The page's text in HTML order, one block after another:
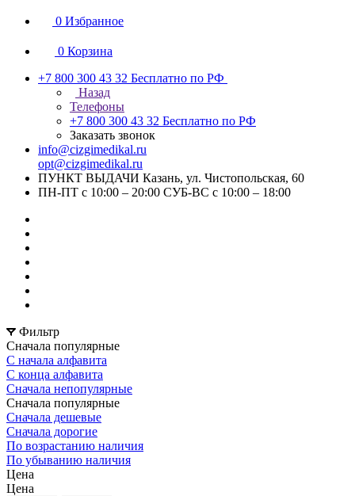
0 Избранное
0 Корзина
+7 800 300 43 32 Бесплатно по РФ
Назад
Телефоны
+7 800 300 43 32 Бесплатно по РФ
Заказать звонок
info@cizgimedikal.ru
opt@cizgimedikal.ru
ПУНКТ ВЫДАЧИ Казань, ул. Чистопольская, 60
ПН-ПТ с 10:00 – 20:00 СУБ-ВС с 10:00 – 18:00
Фильтр
Сначала популярные
С начала алфавита
С конца алфавита
Сначала непопулярные
Сначала популярные
Сначала дешевые
Сначала дорогие
По возрастанию наличия
По убыванию наличия
Цена
Цена